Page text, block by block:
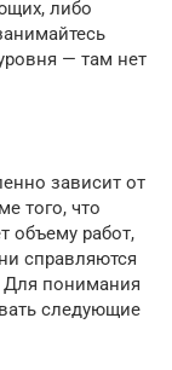
либо
— там нет
зависит от
того, что
объему работ,
справляются
понимания
следующие